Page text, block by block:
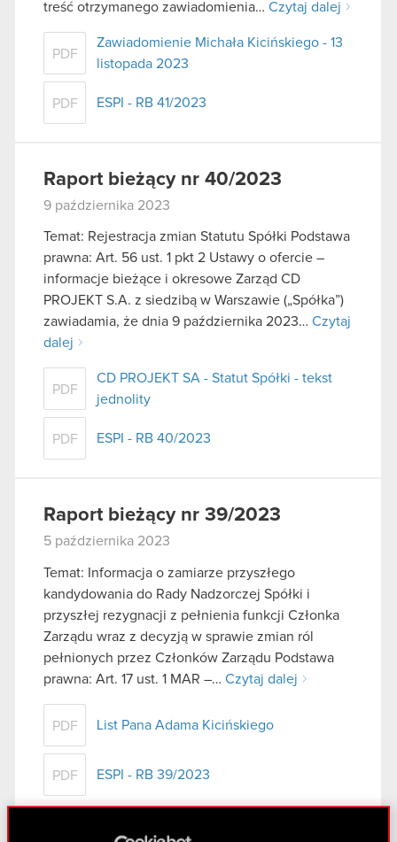
treść otrzymanego zawiadomienia… Czytaj dalej
PDF
Zawiadomienie Michała Kicińskiego - 13
listopada 2023
PDF ESPI - RB 41/2023
Raport bieżący nr 40/2023
9 października 2023
Temat: Rejestracja zmian Statutu Spółki Podstawa
prawna: Art. 56 ust. 1 pkt 2 Ustawy o ofercie –
informacje bieżące i okresowe Zarząd CD
PROJEKT S.A. z siedzibą w Warszawie („Spółka”)
zawiadamia, że dnia 9 października 2023… Czytaj
dalej
PDF
CD PROJEKT SA - Statut Spółki - tekst
jednolity
PDF ESPI - RB 40/2023
Raport bieżący nr 39/2023
5 października 2023
Temat: Informacja o zamiarze przyszłego
kandydowania do Rady Nadzorczej Spółki i
przyszłej rezygnacji z pełnienia funkcji Członka
Zarządu wraz z decyzją w sprawie zmian ról
pełnionych przez Członków Zarządu Podstawa
prawna: Art. 17 ust. 1 MAR –… Czytaj dalej
PDF List Pana Adama Kicińskiego
PDF ESPI - RB 39/2023